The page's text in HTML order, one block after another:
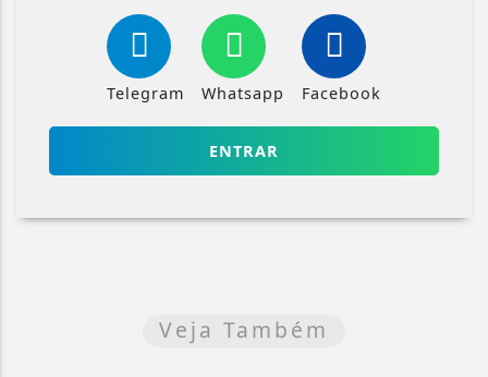
Telegram Whatsapp Facebook
ENTRAR
Veja Também